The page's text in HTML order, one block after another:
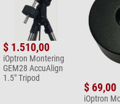
$ 1.510,00
iOptron Montering
GEM28 AccuAlign
1.5" Tripod
$ 69,00
iOptron